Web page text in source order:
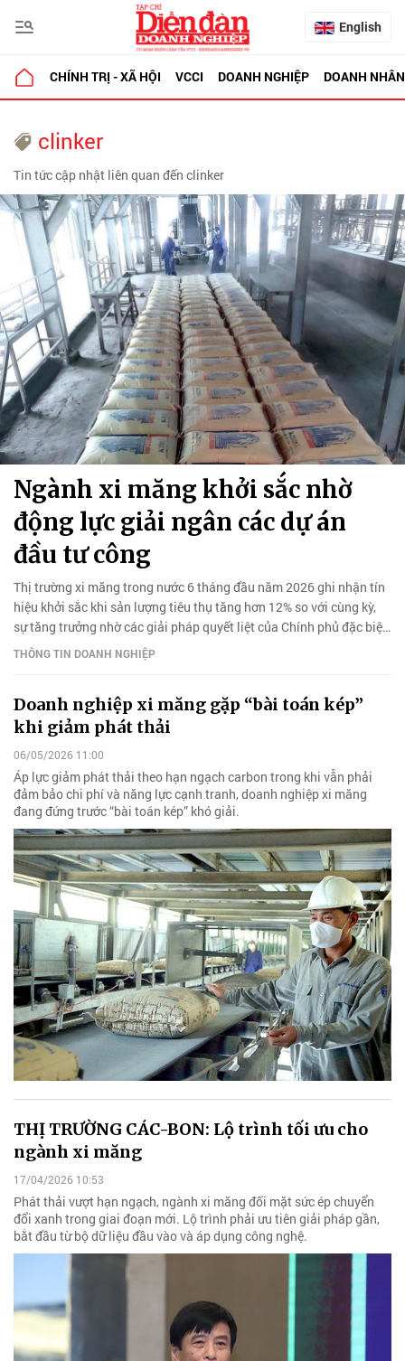
English
CHÍNH TRỊ - XÃ HỘI VCCI DOANH NGHIỆP DOANH NHÂN
clinker
Tin tức cập nhật liên quan đến clinker
Ngành xi măng khởi sắc nhờ
động lực giải ngân các dự án
đầu tư công
Thị trường xi măng trong nước 6 tháng đầu năm 2026 ghi nhận tín
hiệu khởi sắc khi sản lượng tiêu thụ tăng hơn 12% so với cùng kỳ,
sự tăng trưởng nhờ các giải pháp quyết liệt của Chính phủ đặc biệt
là tập trung thúc đẩy mạnh các dự án đầu tư công.
THÔNG TIN DOANH NGHIỆP
Doanh nghiệp xi măng gặp “bài toán kép”
khi giảm phát thải
06/05/2026 11:00
Áp lực giảm phát thải theo hạn ngạch carbon trong khi vẫn phải
đảm bảo chi phí và năng lực cạnh tranh, doanh nghiệp xi măng
đang đứng trước “bài toán kép” khó giải.
THỊ TRƯỜNG CÁC-BON: Lộ trình tối ưu cho
ngành xi măng
17/04/2026 10:53
Phát thải vượt hạn ngạch, ngành xi măng đối mặt sức ép chuyển
đổi xanh trong giai đoạn mới. Lộ trình phải ưu tiên giải pháp gần,
bắt đầu từ bộ dữ liệu đầu vào và áp dụng công nghệ.